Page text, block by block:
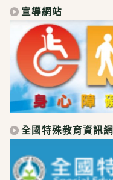
宣導網站
全國特殊教育資訊網